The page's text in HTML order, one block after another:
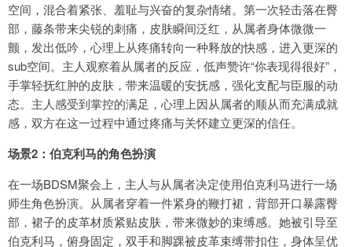
空间，混合着紧张、羞耻与兴奋的复杂情绪。第一次轻击落在臀
部，藤条带来尖锐的刺痛，皮肤瞬间泛红，从属者身体微微一
颤，发出低吟，心理上从疼痛转向一种释放的快感，进入更深的
sub空间。主人观察着从属者的反应，低声赞许“你表现得很好”，
手掌轻抚红肿的皮肤，带来温暖的安抚感，强化支配与臣服的动
态。主人感受到掌控的满足，心理上因从属者的顺从而充满成就
感，双方在这一过程中通过疼痛与关怀建立更深的信任。
场景2：伯克利马的角色扮演
在一场BDSM聚会上，主人与从属者决定使用伯克利马进行一场
师生角色扮演。从属者穿着一件紧身的鞭打裙，背部开口暴露臀
部，裙子的皮革材质紧贴皮肤，带来微妙的束缚感。她被引导至
伯克利马，俯身固定，双手和脚踝被皮革束缚带扣住，身体呈优